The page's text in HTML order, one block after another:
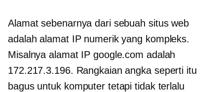
Alamat sebenarnya dari sebuah situs web
adalah alamat IP numerik yang kompleks.
Misalnya alamat IP google.com adalah
172.217.3.196. Rangkaian angka seperti itu
bagus untuk komputer tetapi tidak terlalu